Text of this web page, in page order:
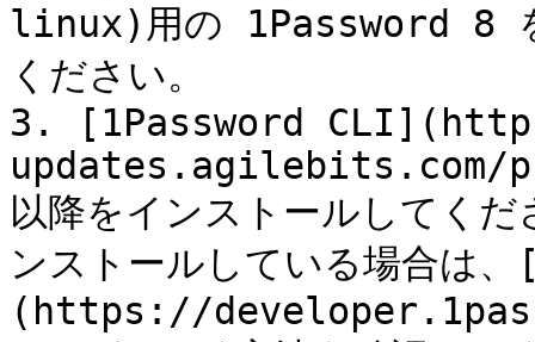
linux)用の 1Password 8 を
ください。
3. [1Password
updates.agilebits.com/
以降をインストールしてく
ンストールしている場合は
(https://